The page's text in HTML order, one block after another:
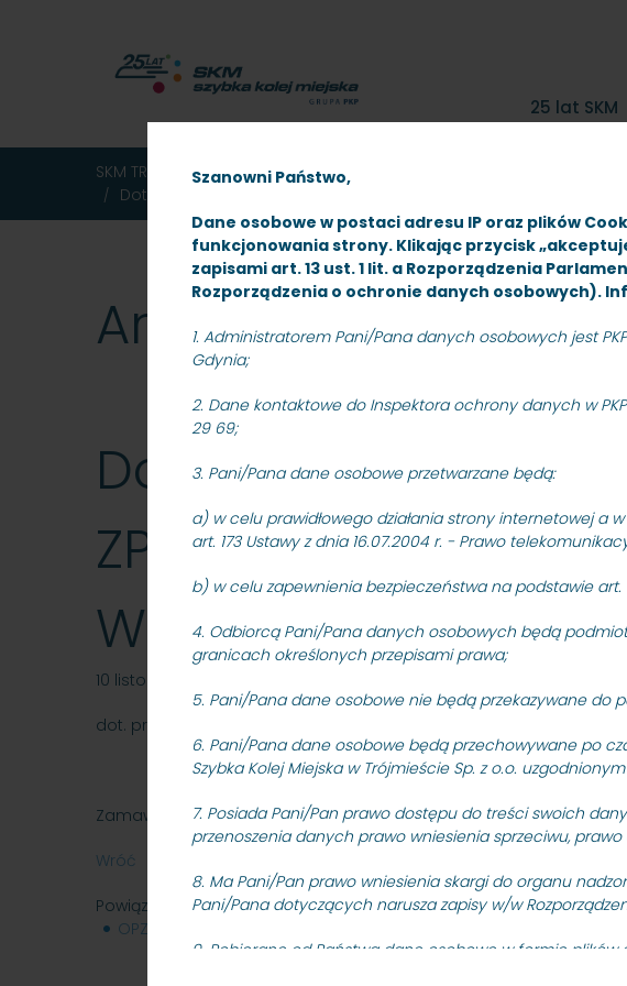
Szanowni Państwo,
Dane osobowe w postaci adresu IP oraz plików
funkcjonowania strony. Klikając przycisk
zapisami art. 13 ust. 1 lit. a Rozporządzenia
Rozporządzenia o ochronie danych osobowych).
1. Administratorem Pani/Pana danych osobowych jest
Gdynia;
2. Dane kontaktowe do Inspektora ochrony danych w
29 69;
3. Pani/Pana dane osobowe przetwarzane będą:
a) w celu prawidłowego działania strony internetowej a
art. 173 Ustawy z dnia 16.07.2004 r. - Prawo
b) w celu zapewnienia bezpieczeństwa na podstawie art.
4. Odbiorcą Pani/Pana danych osobowych będą
granicach określonych przepisami prawa;
5. Pani/Pana dane osobowe nie będą przekazywane do
6. Pani/Pana dane osobowe będą przechowywane po
Szybka Kolej Miejska w Trójmieście Sp. z o.o.
7. Posiada Pani/Pan prawo dostępu do treści swoich
przenoszenia danych prawo wniesienia sprzeciwu,
8. Ma Pani/Pan prawo wniesienia skargi do organu
Pani/Pana dotyczących narusza zapisy w/w
9. Pobierane od Państwa dane osobowe w formie
DOSTĘPNOŚCI
25 lat SKM
SKM TRÓJMIASTO Ogłoszenia
Dot. przetargu nieograniczonego znak: SKMMS-ZP/N/49/10 na
Archiwum
Dot. przetargu
ZP/N/49/10 na
Wzgórze Św.
10 listopada 2010
dot. przetargu nieograniczonego znak: SKMMS-ZP/N/49/10 na
Zamawiający przedstawia w załączeniu modyfikację dokumentu
Wróć
Powiązane pliki
OPZ